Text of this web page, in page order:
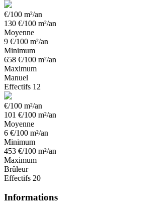
€/100 m²/an
130 €/100 m²/an
Moyenne
9 €/100 m²/an
Minimum
658 €/100 m²/an
Maximum
Manuel
Effectifs 12
€/100 m²/an
101 €/100 m²/an
Moyenne
6 €/100 m²/an
Minimum
453 €/100 m²/an
Maximum
Brûleur
Effectifs 20
Informations